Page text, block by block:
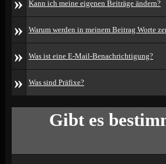
Kann ich meine eigenen Beiträge ändern?
» Warum werden in meinem Beitrag Worte
» Was ist eine E-Mail-Benachrichtigung?
» Was sind Präfixe?
Gibt es